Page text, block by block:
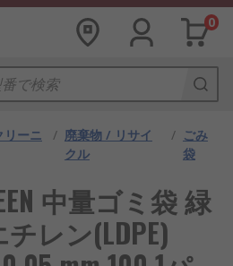
0
リーニ
/ 廃棄物 / リサイ
クル
/ ごみ
袋
中量ゴミ袋 緑
レン(LDPE)